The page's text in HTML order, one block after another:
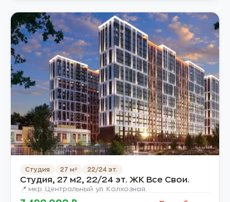
Студия 27 м² 22/24 эт.
Студия, 27 м2, 22/24 эт. ЖК Все Свои.
📍 мкр. Центральный. ул. Колхозная.